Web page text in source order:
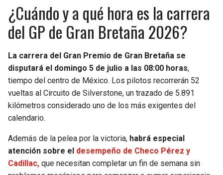
¿Cuándo y a qué hora es la carrera
del GP de Gran Bretaña 2026?
La carrera del Gran Premio de Gran Bretaña se
disputará el domingo 5 de julio a las 08:00 horas,
tiempo del centro de México. Los pilotos recorrerán 52
vueltas al Circuito de Silverstone, un trazado de 5.891
kilómetros considerado uno de los más exigentes del
calendario.
Además de la pelea por la victoria, habrá especial
atención sobre el desempeño de Checo Pérez y
Cadillac, que necesitan completar un fin de semana sin